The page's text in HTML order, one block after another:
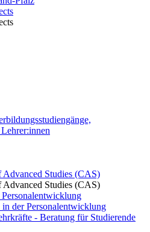
Studies (CAS)
Studies (CAS)
der Personalentwicklung
- Beratung für Studierende